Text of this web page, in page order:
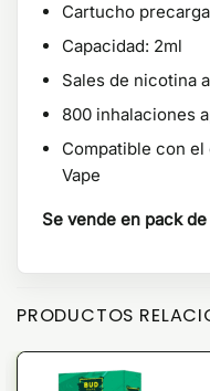
Cartucho
Capacidad: 2ml
Sales de nicotina
800 inhalaciones
Compatible con
Vape
Se vende en pack
PRODUCTOS